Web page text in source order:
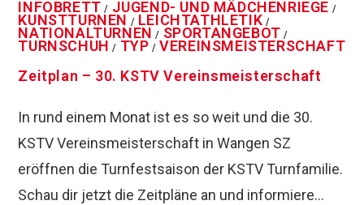
INFOBRETT / JUGEND- UND MÄDCHENRIEGE /
KUNSTTURNEN / LEICHTATHLETIK /
NATIONALTURNEN / SPORTANGEBOT /
TURNSCHUH / TYP / VEREINSMEISTERSCHAFT
Zeitplan – 30. KSTV Vereinsmeisterschaft
In rund einem Monat ist es so weit und die 30.
KSTV Vereinsmeisterschaft in Wangen SZ
eröffnen die Turnfestsaison der KSTV Turnfamilie.
Schau dir jetzt die Zeitpläne an und informiere…